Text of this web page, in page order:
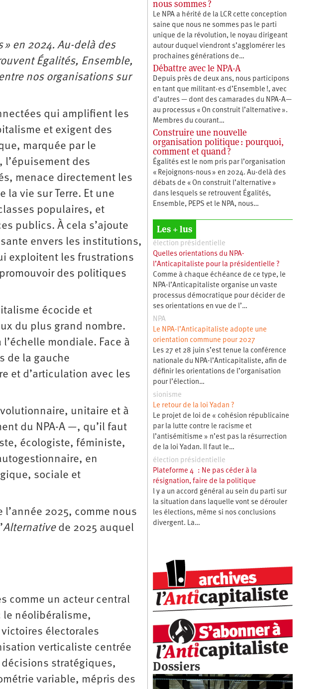
» en 2024. Au-delà des
Égalités, Ensemble,
nos organisations sur
qui amplifient les
et exigent des
marquée par le
des
menace directement les
vie sur Terre. Et une
populaires, et
publics. À cela s’ajoute
envers les institutions,
exploitent les frustrations
des politiques
écocide et
du plus grand nombre.
mondiale. Face à
de la gauche
et d’articulation avec les
unitaire et à
du NPA-A —, qu’il faut
écologiste, féministe,
en
sociale et
2025, comme nous
Alternativede 2025 auquel
comme un acteur central
le néolibéralisme,
électorales
verticaliste centrée
stratégiques,
variable, mépris des
nous sommes ?
Le NPA a hérité de la LCR cette conception
saine que nous ne sommes pas le parti
unique de la révolution, le noyau dirigeant
autour duquel viendront s’agglomérer les
prochaines générations de…
Débattre avec le NPA-A
Depuis près de deux ans, nous participons
en tant que militant·es d’Ensemble !, avec
d’autres — dont des camarades du NPA-A—
au processus « On construit l’alternative ».
Membres du courant…
Construire une nouvelle
organisation politique : pourquoi,
comment et quand ?
Égalités est le nom pris par l’organisation
« Rejoignons-nous » en 2024. Au-delà des
débats de « On construit l’alternative »
dans lesquels se retrouvent Égalités,
Ensemble, PEPS et le NPA, nous…
Les + lus
élection présidentielle
Quelles orientations du NPA-
l’Anticapitaliste pour la présidentielle ?
Comme à chaque échéance de ce type, le
NPA-l’Anticapitaliste organise un vaste
processus démocratique pour décider de
ses orientations en vue de l’…
NPA
Le NPA-l’Anticapitaliste adopte une
orientation commune pour 2027
Les 27 et 28 juin s’est tenue la conférence
nationale du NPA-l’Anticapitaliste, afin de
définir les orientations de l’organisation
pour l’élection…
sionisme
Le retour de la loi Yadan ?
Le projet de loi de « cohésion républicaine
par la lutte contre le racisme et
l’antisémitisme » n’est pas la résurrection
de la loi Yadan. Il faut le…
élection présidentielle
Plateforme 4 : Ne pas céder à la
résignation, faire de la politique
l y a un accord général au sein du parti sur
la situation dans laquelle vont se dérouler
les élections, même si nos conclusions
divergent. La…
Dossiers